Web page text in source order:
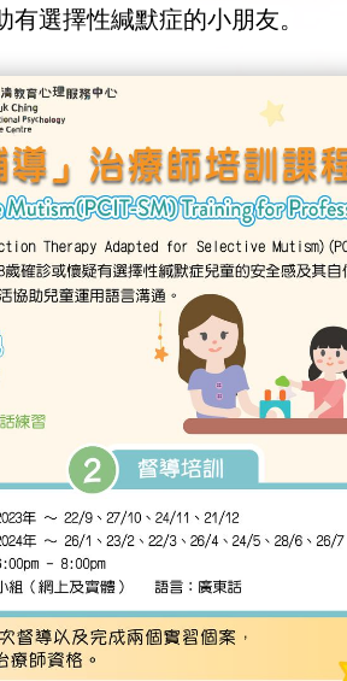
選擇性緘默症的小朋友。